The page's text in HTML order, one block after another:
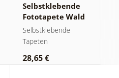
Selbstklebende
Fototapete Wald
im Nebel
Selbstklebende
Tapeten
28,65 €